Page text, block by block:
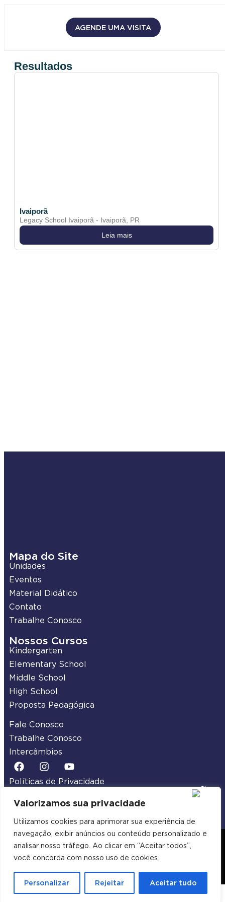
Valorizamos sua privacidade
Utilizamos cookies para aprimorar sua experiência de
navegação, exibir anúncios ou conteúdo personalizado e
analisar nosso tráfego. Ao clicar em “Aceitar todos”,
você concorda com nosso uso de cookies.
Personalizar Rejeitar Aceitar tudo
AGENDE UMA VISITA
Resultados
Ivaiporã
Legacy School Ivaiporã - Ivaiporã, PR
Leia mais
Mapa do Site
Unidades
Eventos
Material Didático
Contato
Trabalhe Conosco
Nossos Cursos
Kindergarten
Elementary School
Middle School
High School
Proposta Pedagógica
Fale Conosco
Trabalhe Conosco
Intercâmbios
Políticas de Privacidade
2026 Legacy School | Todos os Direitos
Reservados